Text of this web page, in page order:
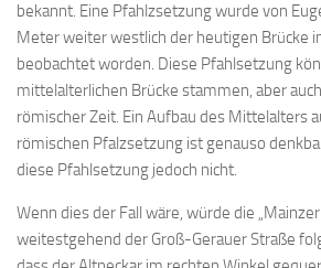
bekannt. Eine Pfahlzsetzung wurde von
Meter weiter westlich der heutigen Brücke
beobachtet worden. Diese Pfahlsetzung
mittelalterlichen Brücke stammen, aber
römischer Zeit. Ein Aufbau des Mittelalters
römischen Pfalzsetzung ist genauso
diese Pfahlsetzung jedoch nicht.
Wenn dies der Fall wäre, würde die
weitestgehend der Groß-Gerauer Straße